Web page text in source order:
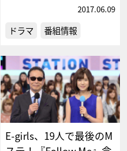
2017.06.09
ドラマ 番組情報
E-girls、19人で最後のM